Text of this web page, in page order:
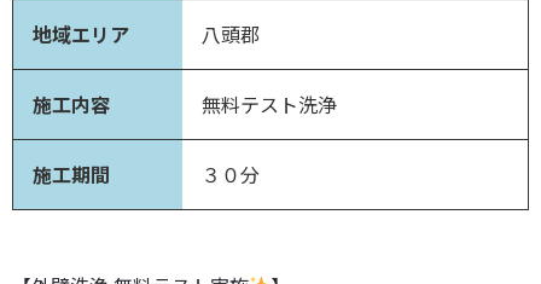
地域エリア 八頭郡
施工内容 無料テスト洗浄
施工期間 ３０分